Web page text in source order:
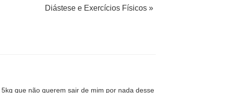
Diástese e Exercícios Físicos »
que não querem sair de mim por nada desse